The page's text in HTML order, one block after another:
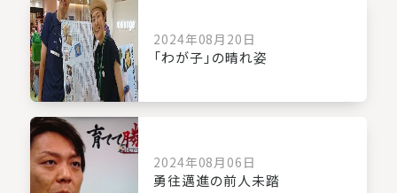
2024年08月20日
「わが子」の晴れ姿
2024年08月06日
勇往邁進の前人未踏